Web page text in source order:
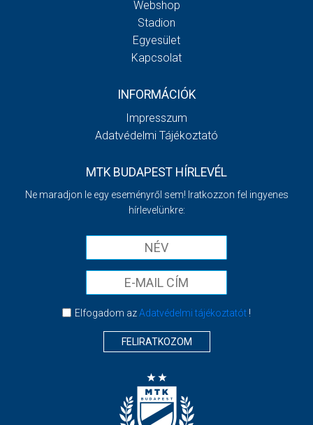
Webshop
Stadion
Egyesület
Kapcsolat
INFORMÁCIÓK
Impresszum
Adatvédelmi Tájékoztató
MTK BUDAPEST HÍRLEVÉL
Ne maradjon le egy eseményről sem! Iratkozzon fel ingyenes
hírlevelünkre:
Elfogadom azAdatvédelmi tájékoztatót!
FELIRATKOZOM